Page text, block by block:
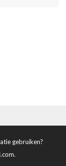
gebruiken?
.